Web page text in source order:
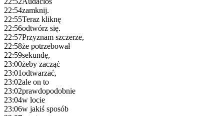
22:54zamknij.
22:55Teraz kliknę
22:56odtwórz się.
22:57Przyznam szczerze,
22:58że potrzebował
22:59sekundę,
23:00żeby zacząć
23:01odtwarzać,
23:02ale on to
23:02prawdopodobnie
23:04w locie
23:06w jakiś sposób